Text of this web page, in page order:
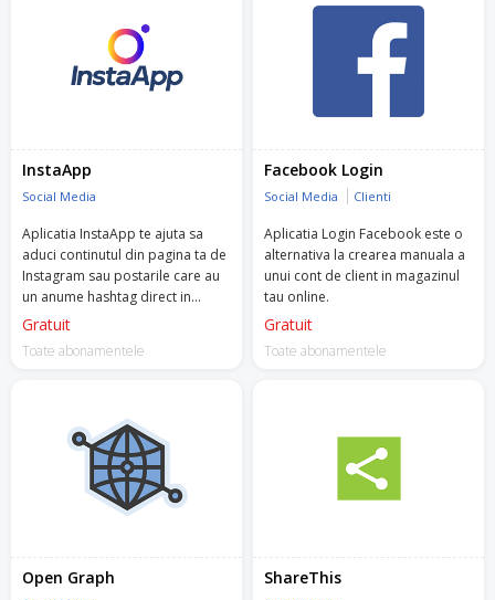
InstaApp
Social Media
Aplicatia InstaApp te ajuta sa
aduci continutul din pagina ta de
Instagram sau postarile care au
un anume hashtag direct in
magazinul tau.
Gratuit
Toate abonamentele
Facebook Login
Social Media Clienti
Aplicatia Login Facebook este o
alternativa la crearea manuala a
unui cont de client in magazinul
tau online.
Gratuit
Toate abonamentele
Open Graph ShareThis